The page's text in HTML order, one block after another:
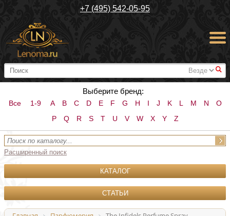
+7 (495) 542-05-95
#
Выберите бренд:
Все 1-9 A B C D E F G H I J K L M N
O
P
Q R S T U V W X Y Z
Расширенный поиск
КАТАЛОГ
СТАТЬИ